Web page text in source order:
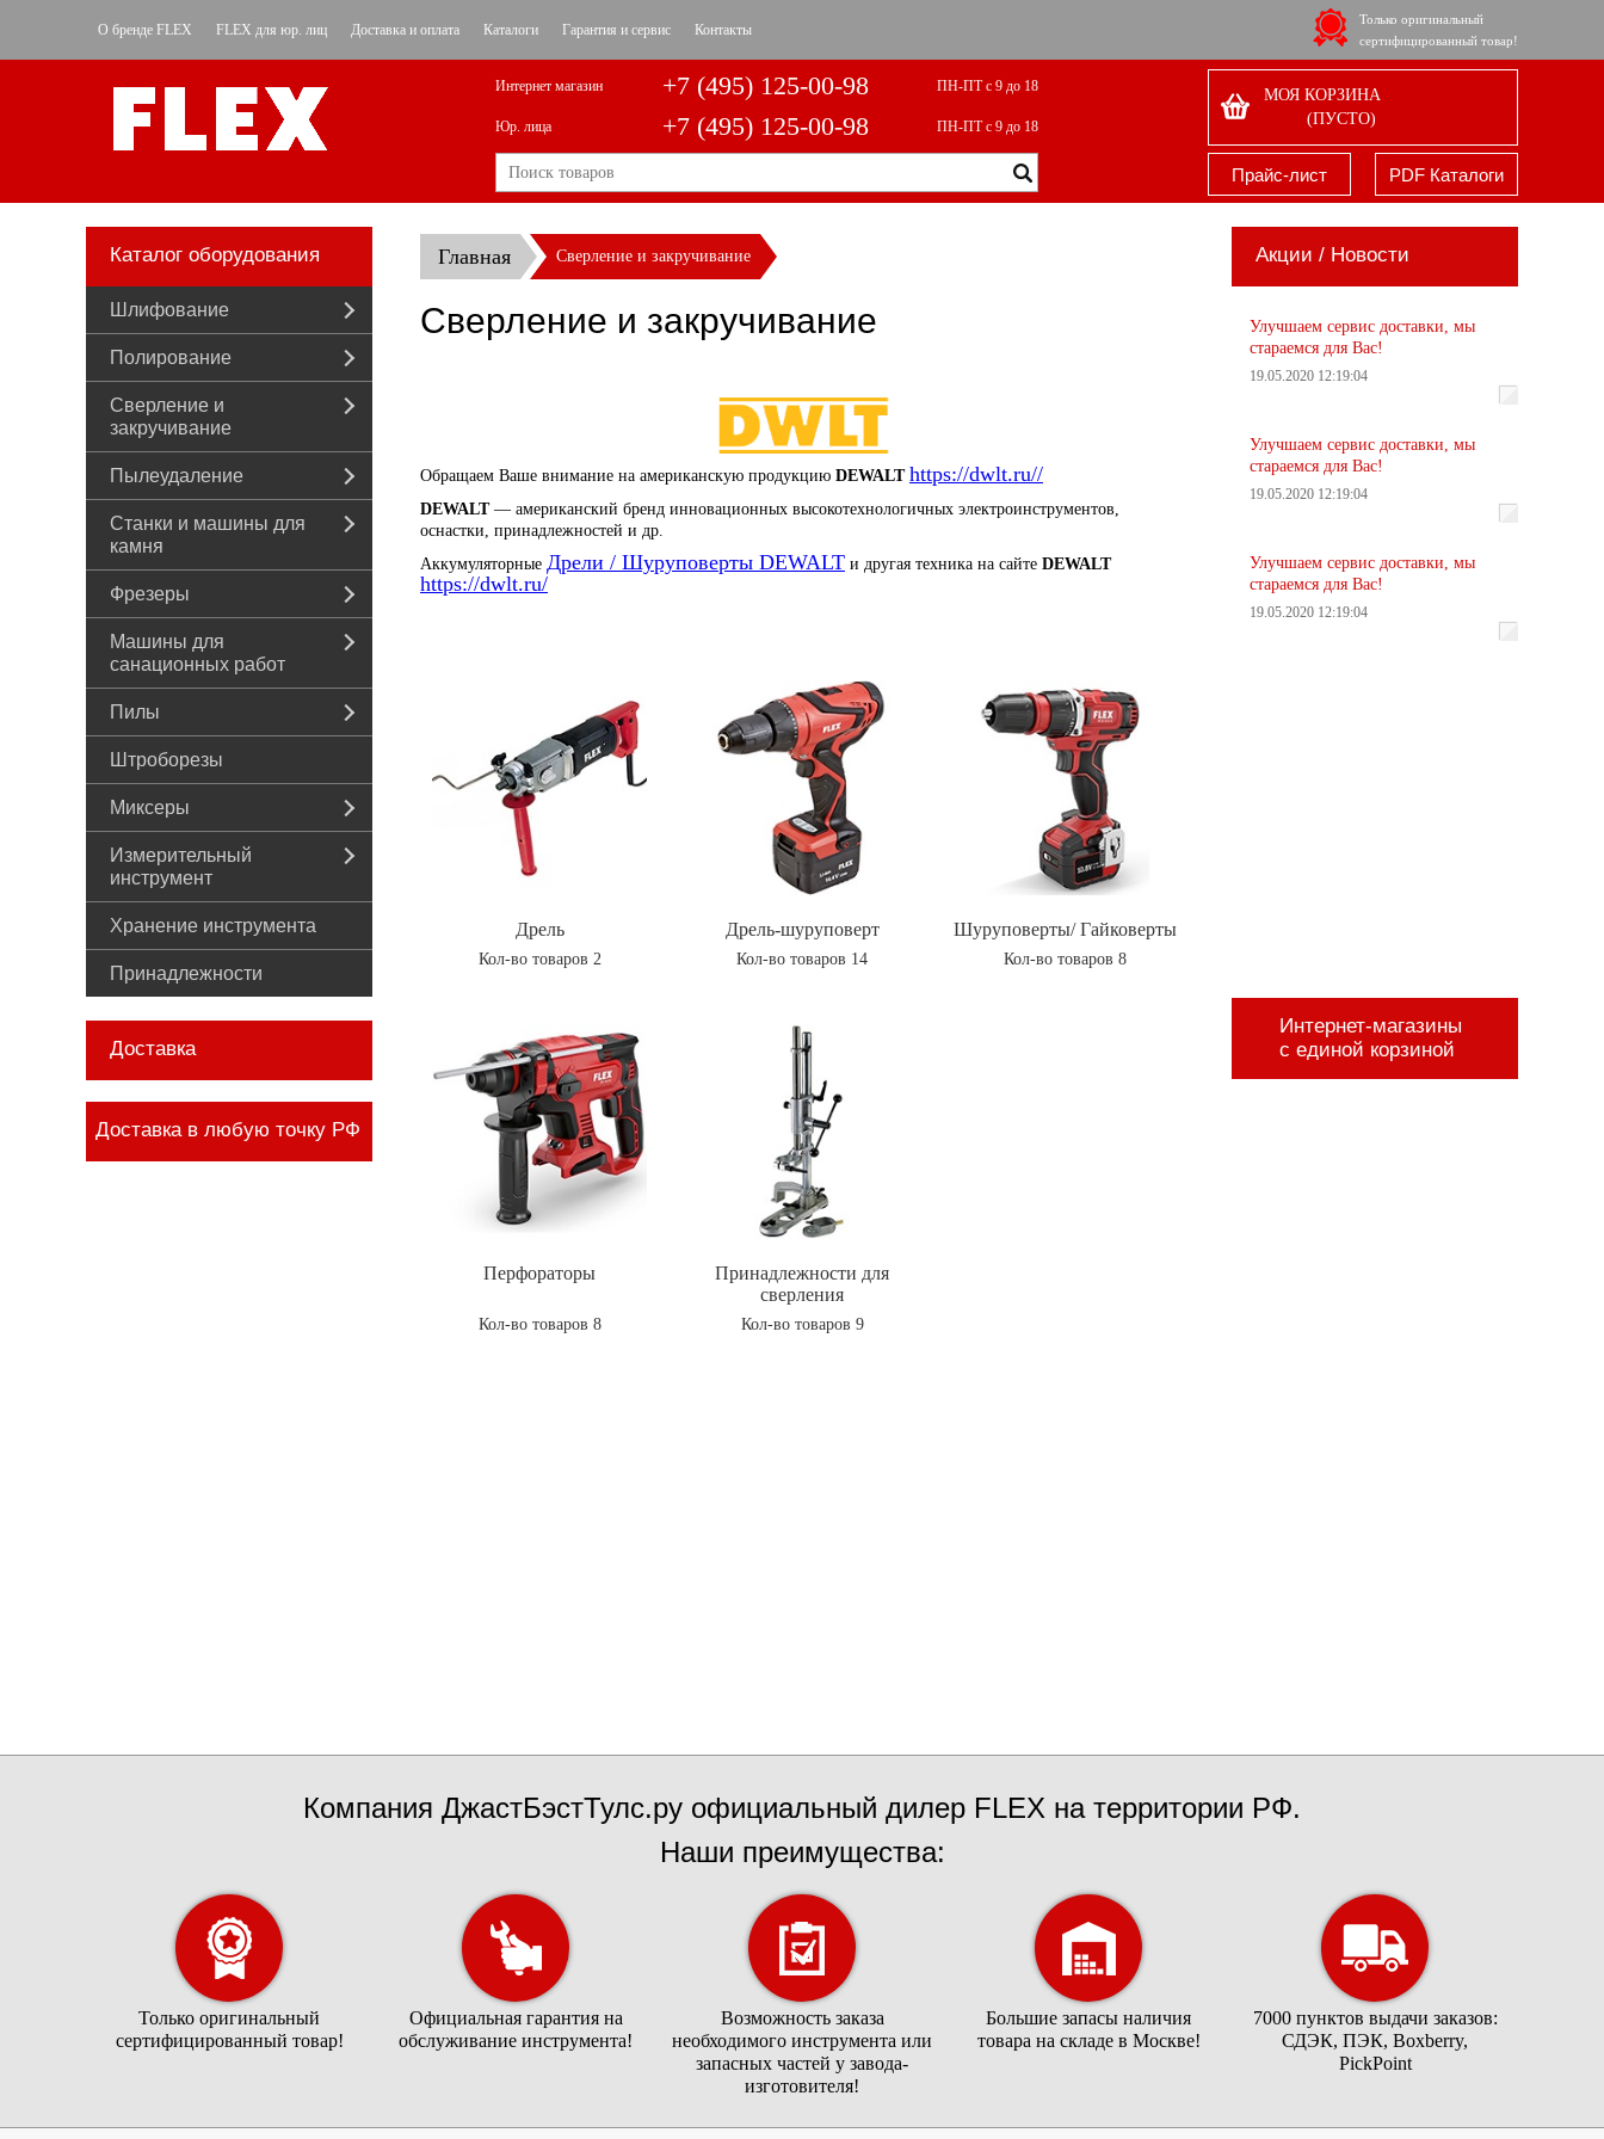
О бренде FLEX FLEX для юр. лиц Доставка и оплата Каталоги Гарантия и сервис Контакты
Только оригинальный
сертифицированный товар!
Интернет магазин +7 (495) 125-00-98 ПН-ПТ с 9 до 18
Юр. лица +7 (495) 125-00-98 ПН-ПТ с 9 до 18
МОЯ КОРЗИНА
(ПУСТО)
Прайс-лист PDF Каталоги
Каталог оборудования
Шлифование
Полирование
Сверление и
закручивание
Пылеудаление
Станки и машины для
камня
Фрезеры
Машины для
санационных работ
Пилы
Штроборезы
Миксеры
Измерительный
инструмент
Хранение инструмента
Принадлежности
Доставка
Доставка в любую точку РФ
Главная Сверление и закручивание
Сверление и закручивание
Обращаем Ваше внимание на американскую продукцию DEWALT https://dwlt.ru//
DEWALT— американский бренд инновационных высокотехнологичных электроинструментов,
оснастки, принадлежностей и др.
Аккумуляторные Дрели / Шуруповерты DEWALT и другая техника на сайте DEWALT
https://dwlt.ru/
Дрель
Кол-во товаров 2
Дрель-шуруповерт
Кол-во товаров 14
Шуруповерты/ Гайковерты
Кол-во товаров 8
Перфораторы
Кол-во товаров 8
Принадлежности для
сверления
Кол-во товаров 9
Акции / Новости
Улучшаем сервис доставки, мы
стараемся для Вас!
19.05.2020 12:19:04
Улучшаем сервис доставки, мы
стараемся для Вас!
19.05.2020 12:19:04
Улучшаем сервис доставки, мы
стараемся для Вас!
19.05.2020 12:19:04
Интернет-магазины
с единой корзиной
Компания ДжастБэстТулс.ру официальный дилер FLEX на территории РФ.
Наши преимущества:
Только оригинальный
сертифицированный товар!
Официальная гарантия на
обслуживание инструмента!
Возможность заказа
необходимого инструмента или
запасных частей у завода-
изготовителя!
Большие запасы наличия
товара на складе в Москве!
7000 пунктов выдачи заказов:
СДЭК, ПЭК, Boxberry,
PickPoint